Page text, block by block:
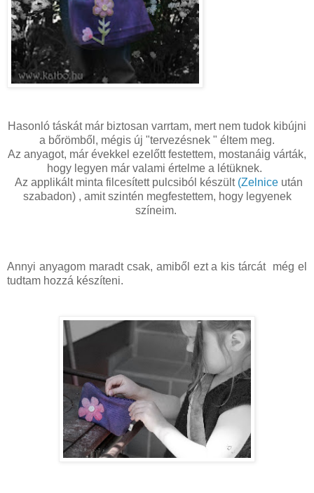
Hasonló táskát már biztosan varrtam, mert nem tudok kibújni
a bőrömből, mégis új "tervezésnek " éltem meg.
Az anyagot, már évekkel ezelőtt festettem, mostanáig várták,
hogy legyen már valami értelme a létüknek.
Az applikált minta filcesített pulcsiból készült (Zelniceután
szabadon) , amit szintén megfestettem, hogy legyenek
színeim.
Annyi anyagom maradt csak, amiből ezt a kis tárcát még el
tudtam hozzá készíteni.